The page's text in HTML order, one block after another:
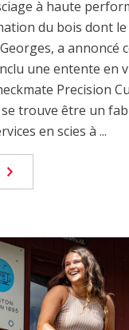
à haute
du bois dont le
a annoncé
une entente en
Precision
trouve être un
en scies à ...